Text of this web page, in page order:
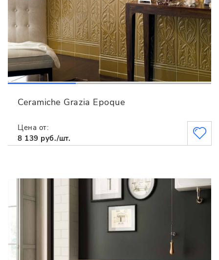
Ceramiche Grazia Epoque
Цена от:
8 139 руб./шт.